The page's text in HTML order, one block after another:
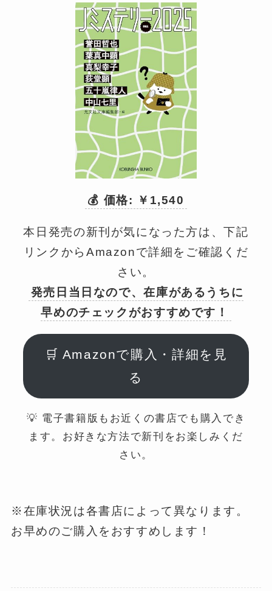
💰 価格: ￥1,540
本日発売の新刊が気になった方は、下記
リンクからAmazonで詳細をご確認くだ
さい。
発売日当日なので、在庫があるうちに
早めのチェックがおすすめです！
🛒 Amazonで購入・詳細を見
る
💡 電子書籍版もお近くの書店でも購入でき
ます。お好きな方法で新刊をお楽しみくだ
さい。
※在庫状況は各書店によって異なります。
お早めのご購入をおすすめします！